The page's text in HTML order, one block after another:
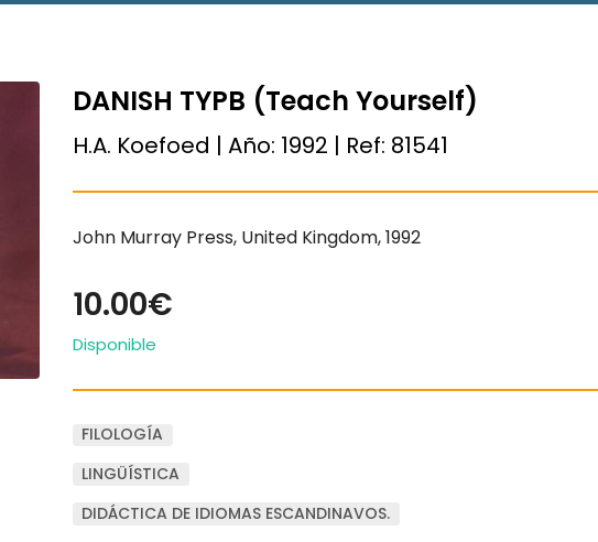
DANISH TYPB (Teach Yourself)
H.A. Koefoed | Año: 1992 | Ref: 81541
John Murray Press, United Kingdom, 1992
10.00€
Disponible
FILOLOGÍA
LINGÜÍSTICA
DIDÁCTICA DE IDIOMAS ESCANDINAVOS.